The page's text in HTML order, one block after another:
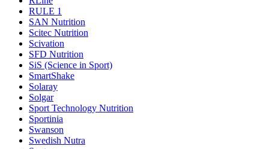
RULE 1
SAN Nutrition
Scitec Nutrition
Scivation
SFD Nutrition
SiS (Science in Sport)
SmartShake
Solaray
Solgar
Sport Technology Nutrition
Sportinia
Swanson
Swedish Nutra